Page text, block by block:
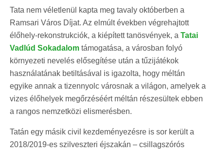
Tata nem véletlenül kapta meg tavaly októberben a
Ramsari Város Díjat. Az elmúlt években végrehajtott
élőhely-rekonstrukciók, a kiépített tanösvények, a Tatai
Vadlúd Sokadalom támogatása, a városban folyó
környezeti nevelés elősegítése után a tűzijátékok
használatának betiltásával is igazolta, hogy méltán
egyike annak a tizennyolc városnak a világon, amelyek a
vizes élőhelyek megőrzéséért méltán részesültek ebben
a rangos nemzetközi elismerésben.
Tatán egy másik civil kezdeményezésre is sor került a
2018/2019-es szilveszteri éjszakán – csillagszórós